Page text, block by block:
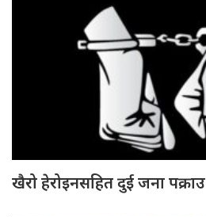
खैरो हेरोइनसहित दुई जना पक्राउ